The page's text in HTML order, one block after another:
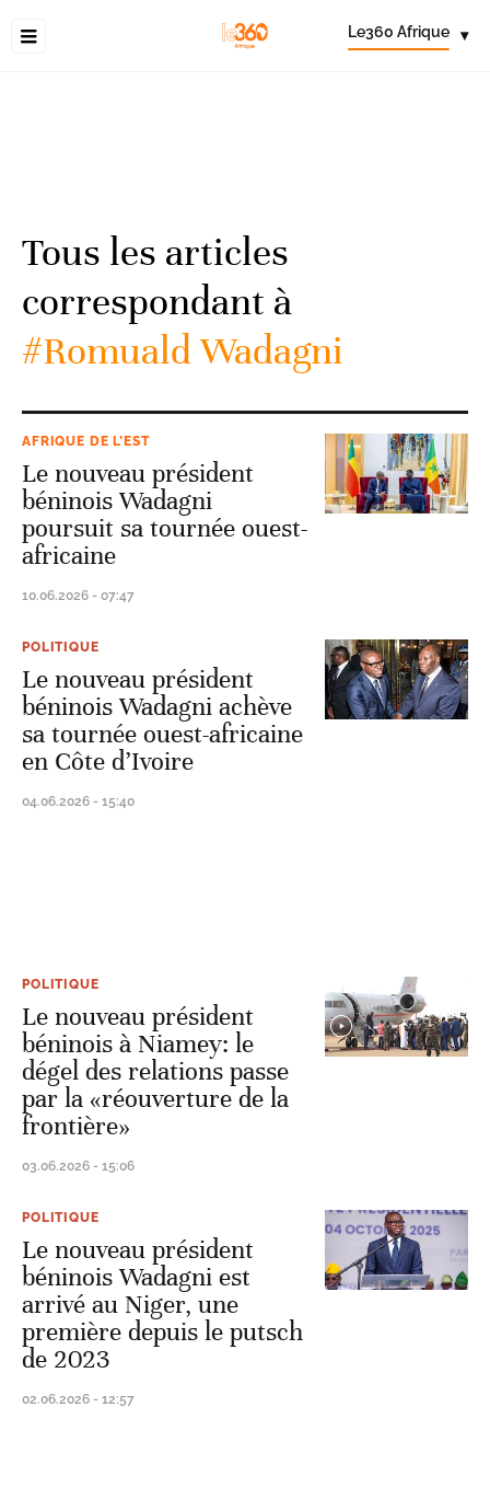
Le360 Afrique ▾
Tous les articles
correspondant à
#Romuald Wadagni
AFRIQUE DE L’EST
Le nouveau président
béninois Wadagni
poursuit sa tournée ouest-
africaine
10.06.2026 - 07:47
POLITIQUE
Le nouveau président
béninois Wadagni achève
sa tournée ouest-africaine
en Côte d’Ivoire
04.06.2026 - 15:40
POLITIQUE
Le nouveau président
béninois à Niamey: le
dégel des relations passe
par la «réouverture de la
frontière»
03.06.2026 - 15:06
POLITIQUE
Le nouveau président
béninois Wadagni est
arrivé au Niger, une
première depuis le putsch
de 2023
02.06.2026 - 12:57